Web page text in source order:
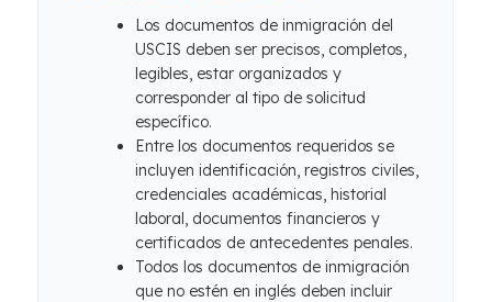
Los documentos de inmigración del
USCIS deben ser precisos, completos,
legibles, estar organizados y
corresponder al tipo de solicitud
específico.
Entre los documentos requeridos se
incluyen identificación, registros civiles,
credenciales académicas, historial
laboral, documentos financieros y
certificados de antecedentes penales.
Todos los documentos de inmigración
que no estén en inglés deben incluir